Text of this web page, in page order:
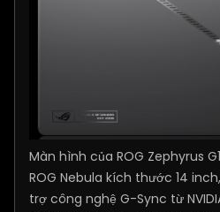
Màn hình của ROG Zephyrus
ROG Nebula kích thước 14
trợ công nghệ G-Sync từ